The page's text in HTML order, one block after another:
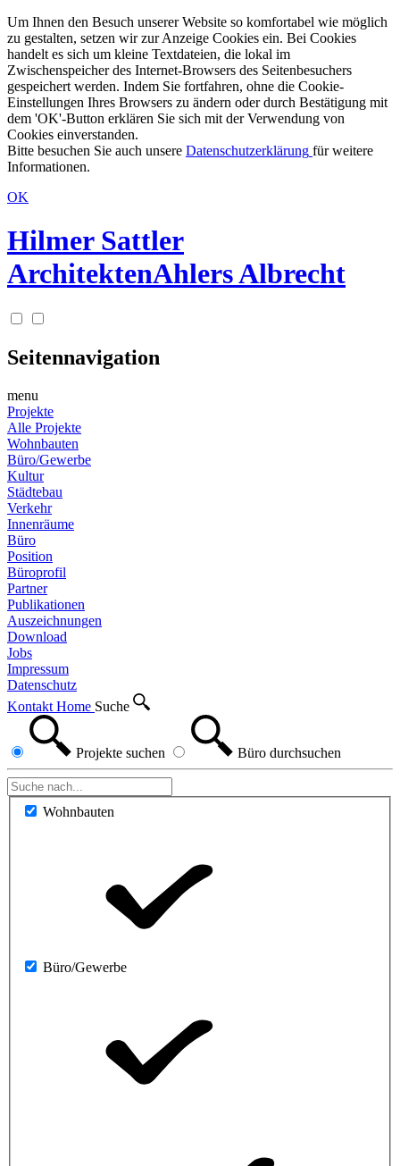
Um Ihnen den Besuch unserer Website so komfortabel wie möglich
zu gestalten, setzen wir zur Anzeige Cookies ein. Bei Cookies
handelt es sich um kleine Textdateien, die lokal im
Zwischenspeicher des Internet-Browsers des Seitenbesuchers
gespeichert werden. Indem Sie fortfahren, ohne die Cookie-
Einstellungen Ihres Browsers zu ändern oder durch Bestätigung mit
dem 'OK'-Button erklären Sie sich mit der Verwendung von
Cookies einverstanden.
Bitte besuchen Sie auch unsere Datenschutzerklärung für weitere
Informationen.
OK
Hilmer Sattler
ArchitektenAhlers Albrecht
Seitennavigation
menu
Projekte
Alle Projekte
Wohnbauten
Büro/Gewerbe
Kultur
Städtebau
Verkehr
Innenräume
Büro
Position
Büroprofil
Partner
Publikationen
Auszeichnungen
Download
Jobs
Impressum
Datenschutz
Kontakt Home Suche
Projekte suchen Büro durchsuchen
Wohnbauten
Büro/Gewerbe